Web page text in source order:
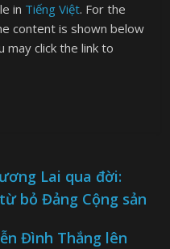
in Tiếng Việt. For the
content is shown below
may click the link to
Lai qua đời:
bỏ Đảng Cộng sản
Đình Thắng lên